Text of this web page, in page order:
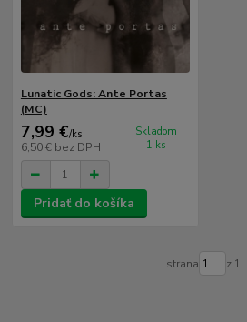
Lunatic Gods: Ante Portas
(MC)
7,99 €/ks
6,50 € bez DPH
Skladom
1 ks
Pridať do košíka
strana z 1